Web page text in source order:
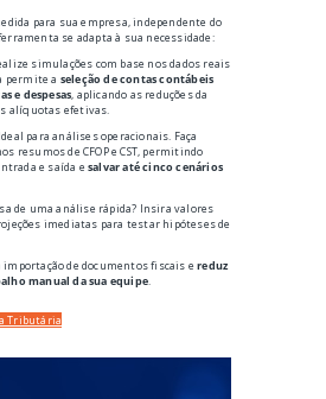
para sua empresa, independente do
se adapta à sua necessidade:
simulações com base nos dados reais
permite a seleção de contas contábeis
e despesas, aplicando as reduções da
alíquotas efetivas.
Ideal para análises operacionais. Faça
resumos de CFOP e CST, permitindo
e saída e salvar até cinco cenários
de uma análise rápida? Insira valores
imediatas para testar hipóteses de
importação de documentos fiscais ereduz
manual da sua equipe.
Tributária